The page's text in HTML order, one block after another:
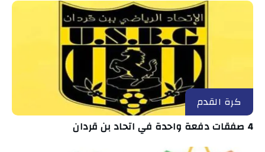
كرة القدم
4 صفقات دفعة واحدة في اتحاد بن قردان